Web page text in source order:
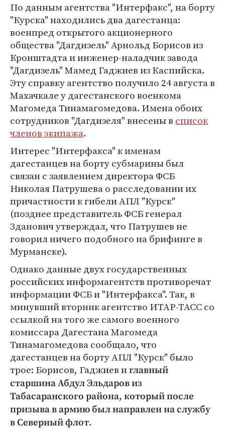
По данным агентства "Интерфакс", на борту
"Курска" находились два дагестанца:
военпред открытого акционерного
общества "Дагдизель" Арнольд Борисов из
Кронштадта и инженер-наладчик завода
"Дагдизель" Мамед Гаджиев из Каспийска.
Эту справку агентство получило 24 августа в
Махачкале у дагестанского военкома
Магомеда Тинамагомедова. Имена обоих
сотрудников "Дагдизеля" внесены в список
членов экипажа.
Интерес "Интерфакса" к именам
дагестанцев на борту субмарины был
связан с заявлением директора ФСБ
Николая Патрушева о расследовании их
причастности к гибели АПЛ "Курск"
(позднее представитель ФСБ генерал
Зданович утверждал, что Патрушев не
говорил ничего подобного на брифинге в
Мурманске).
Однако данные двух государственных
российских информагентств противоречат
информации ФСБ и "Интерфакса". Так, в
минувший вторник агентство ИТАР-ТАСС со
ссылкой на того же самого военного
комиссара Дагестана Магомеда
Тинамагомедова сообщало, что
дагестанцев на борту АПЛ "Курск" было
трое: Борисов, Гаджиев иглавный
старшина Абдул Эльдаров из
Табасаранского района, который после
призыва в армию был направлен на службу
в Северный флот.